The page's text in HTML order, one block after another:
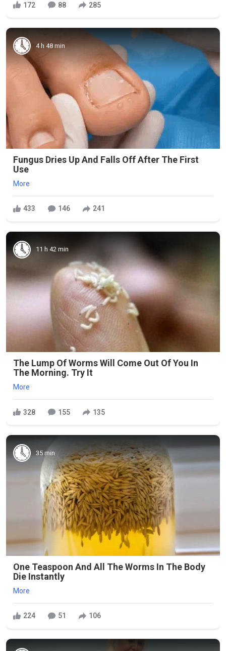
172 88 285
4 h 48 min
Fungus Dries Up And Falls Off After The First
Use
More
433 146 241
11 h 42 min
The Lump Of Worms Will Come Out Of You In
The Morning. Try It
More
328 155 135
35 min
One Teaspoon And All The Worms In The Body
Die Instantly
More
224 51 106